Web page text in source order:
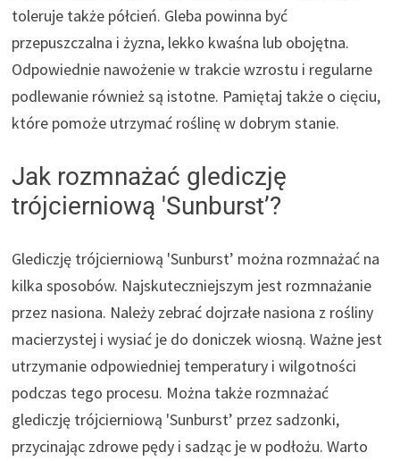
toleruje także półcień. Gleba powinna być
przepuszczalna i żyzna, lekko kwaśna lub obojętna.
Odpowiednie nawożenie w trakcie wzrostu i regularne
podlewanie również są istotne. Pamiętaj także o cięciu,
które pomoże utrzymać roślinę w dobrym stanie.
Jak rozmnażać glediczję
trójcierniową 'Sunburst’?
Glediczję trójcierniową 'Sunburst’ można rozmnażać na
kilka sposobów. Najskuteczniejszym jest rozmnażanie
przez nasiona. Należy zebrać dojrzałe nasiona z rośliny
macierzystej i wysiać je do doniczek wiosną. Ważne jest
utrzymanie odpowiedniej temperatury i wilgotności
podczas tego procesu. Można także rozmnażać
glediczję trójcierniową 'Sunburst’ przez sadzonki,
przycinając zdrowe pędy i sadząc je w podłożu. Warto